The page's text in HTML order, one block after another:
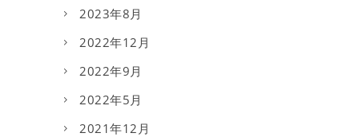
2023年8月
2022年12月
2022年9月
2022年5月
2021年12月